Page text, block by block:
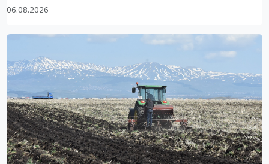
06.08.2026